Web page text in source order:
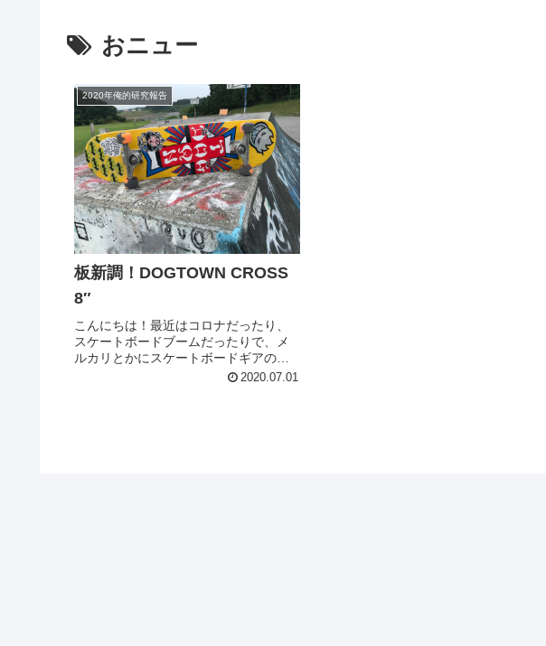
おニュー
2020年俺的研究報告
板新調！DOGTOWN CROSS
8″
こんにちは！最近はコロナだったり、
スケートボードブームだったりで、メ
ルカリとかにスケートボードギアのパ
チモンがいっぱい出回るほど、全国、
2020.07.01